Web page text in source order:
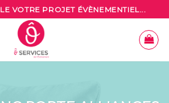
VOTRE PROJET ÉVÈNEMENTIEL...